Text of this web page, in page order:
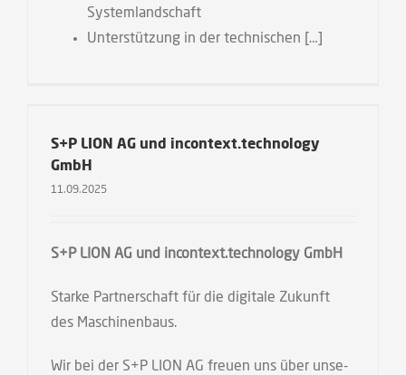
Systemlandschaft
Unter­stüt­zung in der technischen […]
S+P LION AG und incontext.technology
GmbH
11.09.2025
S+P LION AG und incontext.technology GmbH
Star­ke Part­ner­schaft für die digi­ta­le Zukunft
des Maschinenbaus.
Wir bei der S+P LION AG freu­en uns über unse­